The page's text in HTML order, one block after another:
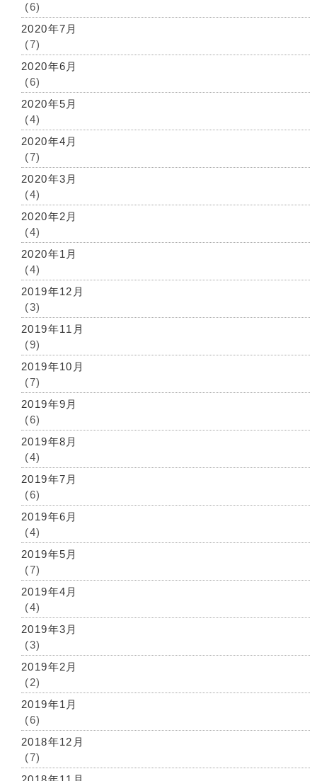
(6)
2020年7月
(7)
2020年6月
(6)
2020年5月
(4)
2020年4月
(7)
2020年3月
(4)
2020年2月
(4)
2020年1月
(4)
2019年12月
(3)
2019年11月
(9)
2019年10月
(7)
2019年9月
(6)
2019年8月
(4)
2019年7月
(6)
2019年6月
(4)
2019年5月
(7)
2019年4月
(4)
2019年3月
(3)
2019年2月
(2)
2019年1月
(6)
2018年12月
(7)